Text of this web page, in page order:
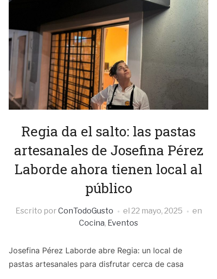
Regia da el salto: las pastas
artesanales de Josefina Pérez
Laborde ahora tienen local al
público
Escrito por ConTodoGusto el 22 mayo, 2025
en
Cocina, Eventos
Josefina Pérez Laborde abre Regia: un local de
pastas artesanales para disfrutar cerca de casa